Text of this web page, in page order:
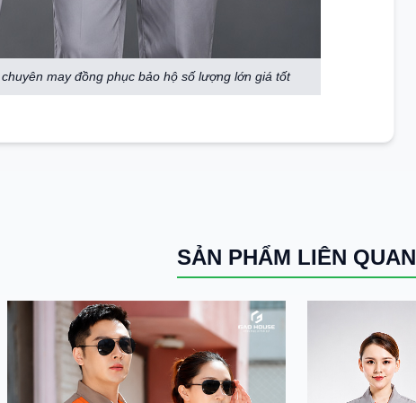
may đồng phục bảo hộ số lượng lớn giá tốt
SẢN PHẨM LIÊN QUAN